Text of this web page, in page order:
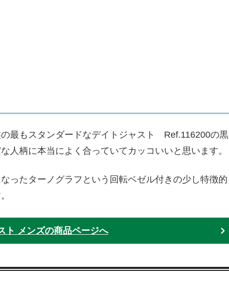
最もスタンダードなデイトジャスト Ref.116200の黒
人柄に本当によく合っていてカッコいいと思います。
ったターノグラフという回転ベゼル付きの少し特徴的
ト メンズの商品ページへ